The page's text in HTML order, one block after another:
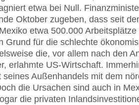
etwa bei Null.
Oktober zugeben, dass seit
etwa 500.000 Arbeitsplätze
Grund für die schlechte
die, vor allem nach den
erlahmte US-Wirtschaft.
seines Außenhandels mit dem
die Ursachen sind auch in
die privaten